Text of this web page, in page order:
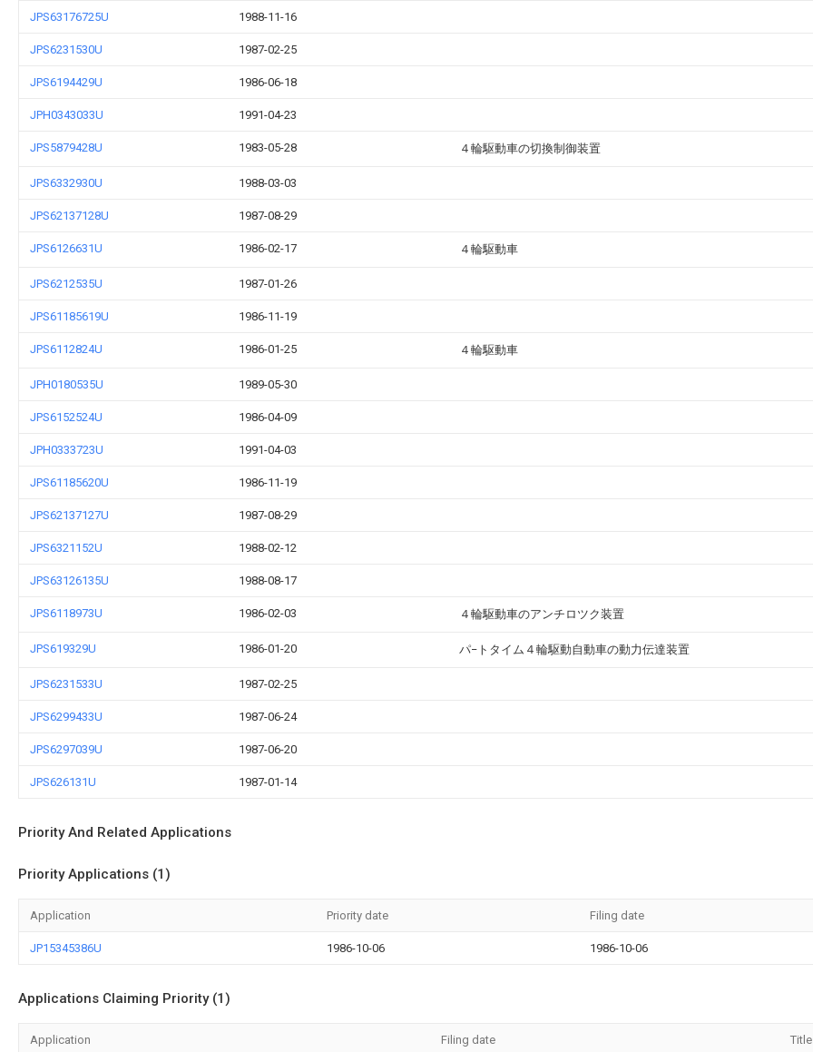
JPS63176725U 1988-11-16
JPS6231530U 1987-02-25
JPS6194429U 1986-06-18
JPH0343033U 1991-04-23
JPS5879428U 1983-05-28 ４輪駆動車の切換制御装置
JPS6332930U 1988-03-03
JPS62137128U 1987-08-29
JPS6126631U 1986-02-17 ４輪駆動車
JPS6212535U 1987-01-26
JPS61185619U 1986-11-19
JPS6112824U 1986-01-25 ４輪駆動車
JPH0180535U 1989-05-30
JPS6152524U 1986-04-09
JPH0333723U 1991-04-03
JPS61185620U 1986-11-19
JPS62137127U 1987-08-29
JPS6321152U 1988-02-12
JPS63126135U 1988-08-17
JPS6118973U 1986-02-03 ４輪駆動車のアンチロツク装置
JPS619329U 1986-01-20 パ−トタイム４輪駆動自動車の動力伝達装置
JPS6231533U 1987-02-25
JPS6299433U 1987-06-24
JPS6297039U 1987-06-20
JPS626131U 1987-01-14
Priority And Related Applications
Priority Applications (1)
Application Priority date Filing date
JP15345386U 1986-10-06 1986-10-06
Applications Claiming Priority (1)
Application Filing date Title